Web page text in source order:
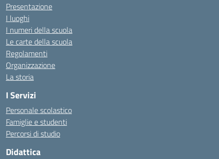
Presentazione
I luoghi
I numeri della scuola
Le carte della scuola
Regolamenti
Organizzazione
La storia
I Servizi
Personale scolastico
Famiglie e studenti
Percorsi di studio
Didattica